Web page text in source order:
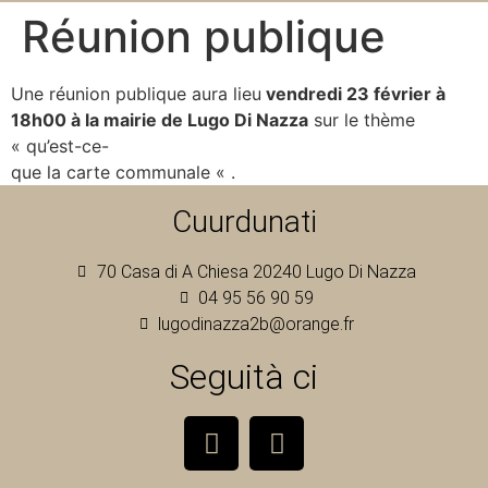
Réunion publique
Une réunion publique aura lieu vendredi 23 février à
18h00 à la mairie de Lugo Di Nazza sur le thème
« qu’est-ce-
que la carte communale « .
Cuurdunati
70 Casa di A Chiesa 20240 Lugo Di Nazza
04 95 56 90 59
lugodinazza2b@orange.fr
Seguità ci